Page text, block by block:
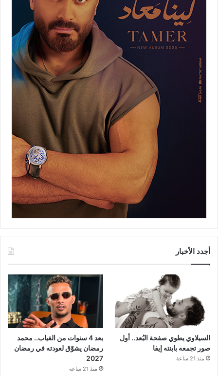
أجدد الأخبار
السيلاوي يطوي صفحة البُعد.. أول
صور تجمعه بابنته إيفا
منذ 21 ساعة
بعد 4 سنوات من الغياب.. محمد
رمضان يشوّق لعودته في رمضان
2027
منذ 21 ساعة